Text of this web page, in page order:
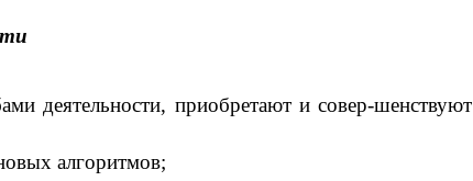
деятельности, приобретают и совер-шенствуют
алгоритмов;